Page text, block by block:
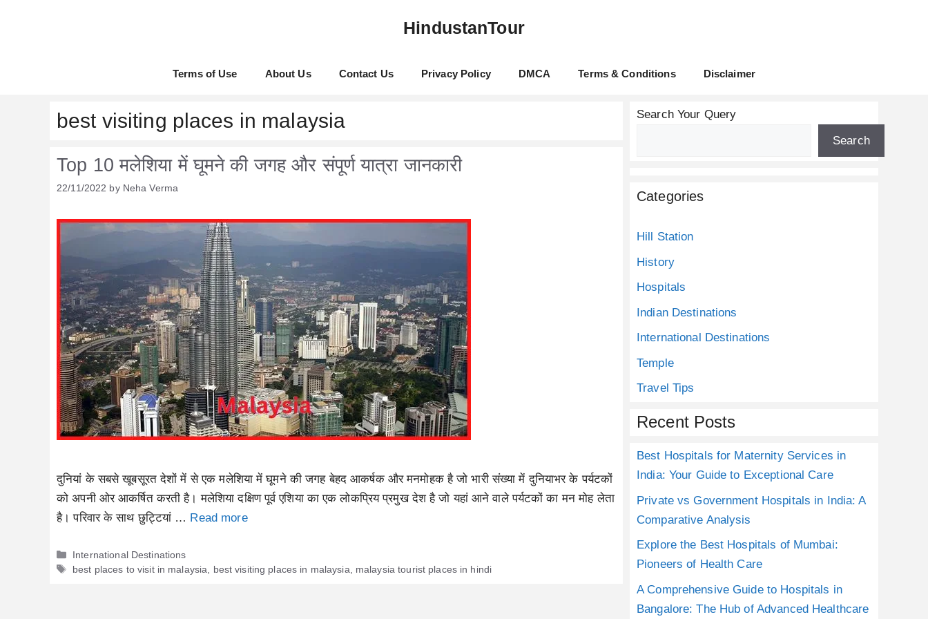
HindustanTour
Terms of Use About Us Contact Us Privacy Policy DMCA Terms & Conditions Disclaimer
best visiting places in malaysia
Top 10 मलेशिया में घूमने की जगह और संपूर्ण यात्रा जानकारी
22/11/2022 by Neha Verma
दुनियां के सबसे खूबसूरत देशों में से एक मलेशिया में घूमने की जगह बेहद आकर्षक और मनमोहक है जो भारी संख्या में दुनियाभर के पर्यटकों
को अपनी ओर आकर्षित करती है। मलेशिया दक्षिण पूर्व एशिया का एक लोकप्रिय प्रमुख देश है जो यहां आने वाले पर्यटकों का मन मोह लेता
है। परिवार के साथ छुट्टियां … Read more
Categories
International Destinations
Tags
best places to visit in malaysia best visiting places in malaysia malaysia tourist places in hindi
Search Your Query
Search
Categories
Hill Station
History
Hospitals
Indian Destinations
International Destinations
Temple
Travel Tips
Recent Posts
Best Hospitals for Maternity Services in
India: Your Guide to Exceptional Care
Private vs Government Hospitals in India: A
Comparative Analysis
Explore the Best Hospitals of Mumbai:
Pioneers of Health Care
A Comprehensive Guide to Hospitals in
Bangalore: The Hub of Advanced Healthcare